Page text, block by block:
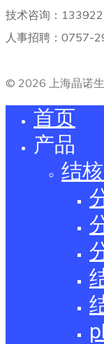
技术咨询：
人事招聘：0757-
© 2026 上海晶诺生
首页
产品
结